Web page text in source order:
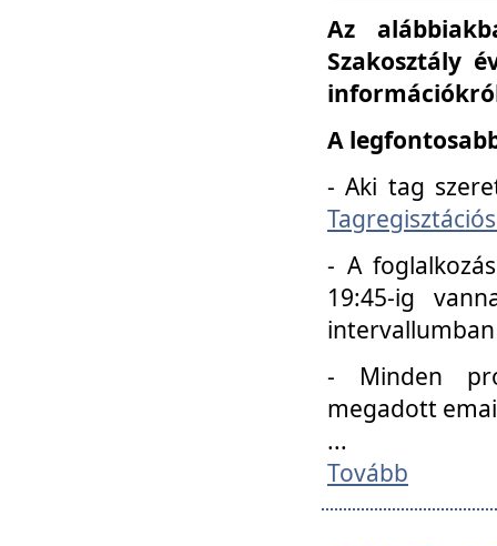
Az
Szakosztály
A
- Aki tag
- A
19:45-ig
- Minden
megadott
...
Tovább